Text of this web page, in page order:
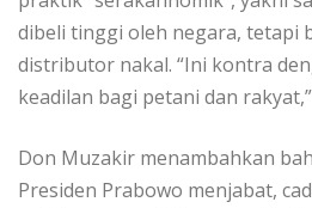
dibeli tinggi oleh negara, tetapi
distributor nakal. “Ini kontra
keadilan bagi petani dan
Don Muzakir menambahkan
Presiden Prabowo menjabat,